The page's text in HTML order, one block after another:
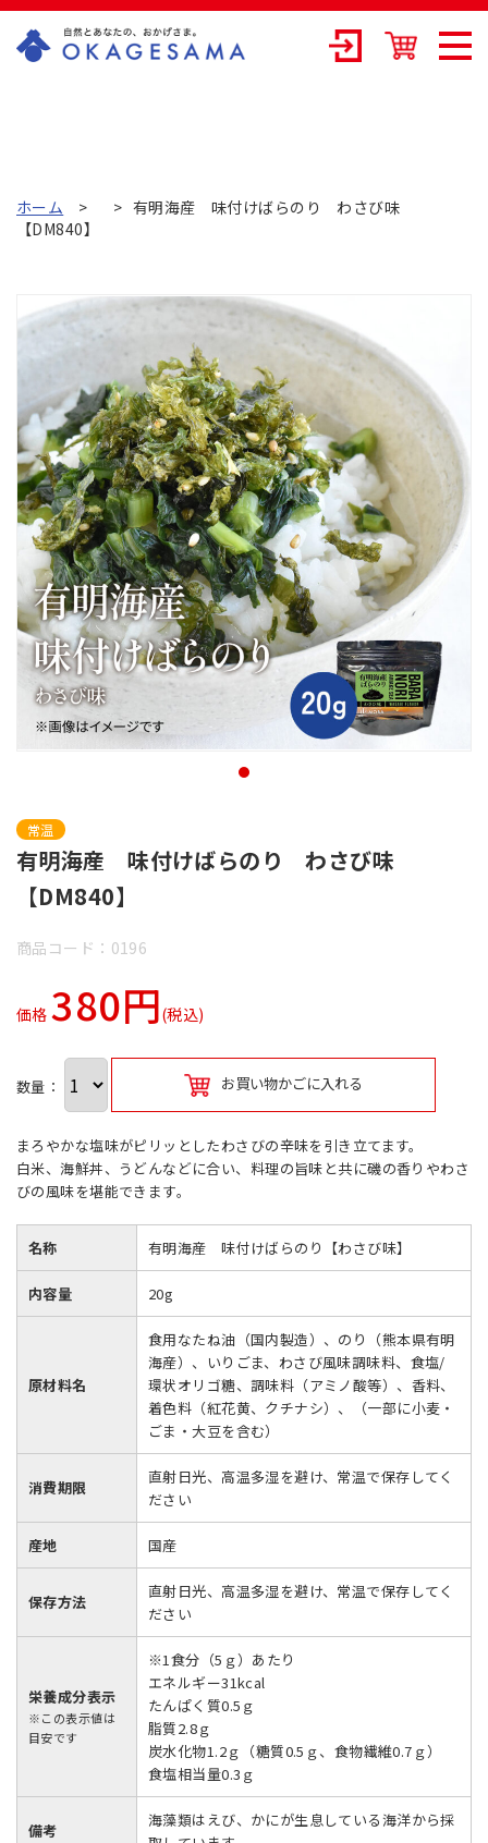
式会社の公式通
ホーム
有明海産 味付けばらのり わさび味
【DM840】
常温
有明海産 味付けばらのり わさび味
【DM840】
商品コード：0196
価格380円(税込)
数量： お買い物かごに入れる
まろやかな塩味がピリッとしたわさびの辛味を引き立てます。
白米、海鮮丼、うどんなどに合い、料理の旨味と共に磯の香りやわさ
びの風味を堪能できます。
名称 有明海産 味付けばらのり【わさび味】
内容量 20g
原材料名
食用なたね油（国内製造）、のり（熊本県有明
海産）、いりごま、わさび風味調味料、食塩/
環状オリゴ糖、調味料（アミノ酸等）、香料、
着色料（紅花黄、クチナシ）、（一部に小麦・
ごま・大豆を含む）
消費期限
直射日光、高温多湿を避け、常温で保存してく
ださい
産地 国産
保存方法
直射日光、高温多湿を避け、常温で保存してく
ださい
栄養成分表示
※この表示値は
目安です
※1食分（5ｇ）あたり
エネルギー31kcal
たんぱく質0.5ｇ
脂質2.8ｇ
炭水化物1.2ｇ（糖質0.5ｇ、食物繊維0.7ｇ）
食塩相当量0.3ｇ
備考
海藻類はえび、かにが生息している海洋から採